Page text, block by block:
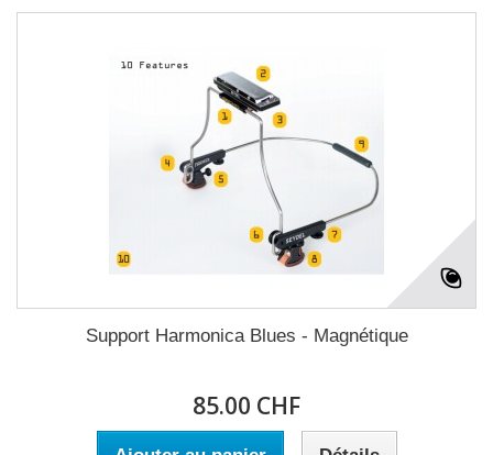
Support Harmonica Blues - Magnétique
85.00 CHF